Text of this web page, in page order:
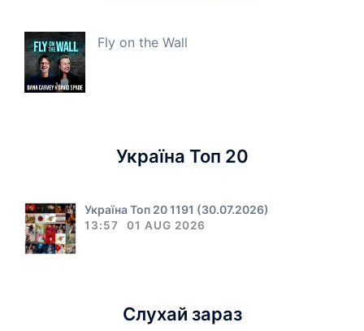
Fly on the Wall
Україна Топ 20
Україна Топ 20 1191 (30.07.2026)
13:57 01 AUG 2026
Слухай зараз